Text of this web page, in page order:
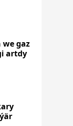
gaz
artdy